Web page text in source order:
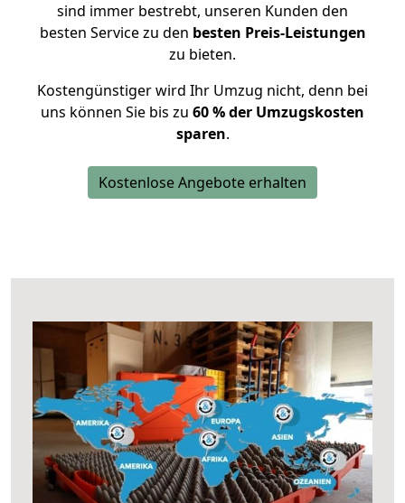
sind immer bestrebt, unseren Kunden den
besten Service zu den besten Preis-Leistungen
zu bieten.
Kostengünstiger wird Ihr Umzug nicht, denn bei
uns können Sie bis zu 60 % der Umzugskosten
sparen.
Kostenlose Angebote erhalten